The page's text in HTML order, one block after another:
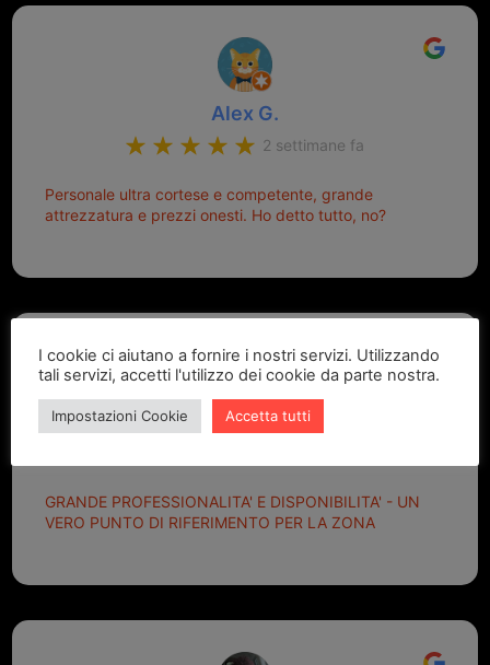
Alex G.
2 settimane fa
Personale ultra cortese e competente, grande
attrezzatura e prezzi onesti. Ho detto tutto, no?
Marcello Dastoli
GRANDE PROFESSIONALITA' E DISPONIBILITA' - UN
VERO PUNTO DI RIFERIMENTO PER LA ZONA
I cookie ci aiutano a fornire i nostri servizi. Utilizzando
tali servizi, accetti l'utilizzo dei cookie da parte nostra.
Impostazioni Cookie Accetta tutti